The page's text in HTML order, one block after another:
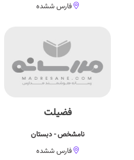
فارس ششده
فضیلت
نامشخص - دبستان
فارس ششده